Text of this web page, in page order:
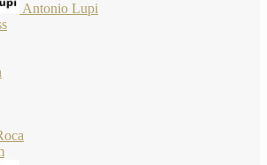
Antonio Lupi